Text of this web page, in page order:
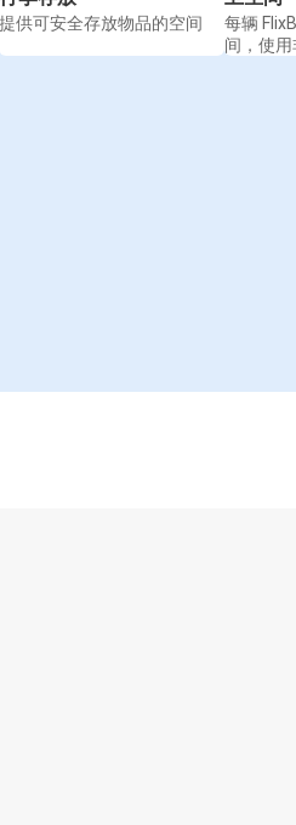
提供可安全存放物品的空间
每辆
间，使